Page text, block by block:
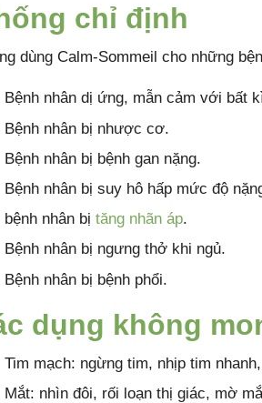
chỉ định
dùng Calm-Sommeil cho những
Bệnh nhân dị ứng, mẫn cảm với bất
Bệnh nhân bị nhược cơ.
Bệnh nhân bị bệnh gan nặng.
Bệnh nhân bị suy hô hấp mức độ
bệnh nhân bị tăng nhãn áp.
Bệnh nhân bị ngưng thở khi ngủ.
Bệnh nhân bị bệnh phổi.
dụng không
Tim mạch: ngừng tim, nhịp tim
Mắt: nhìn đôi, rối loạn thị giác, mờ